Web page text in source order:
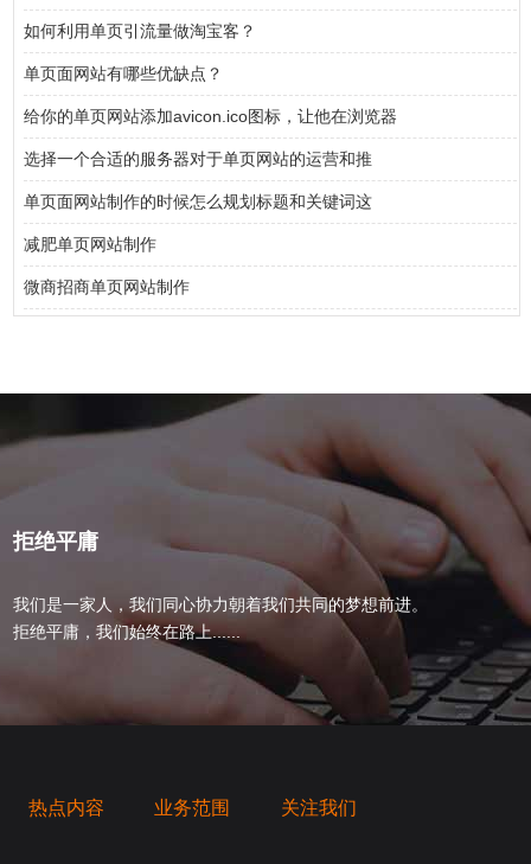
如何利用单页引流量做淘宝客？
单页面网站有哪些优缺点？
给你的单页网站添加avicon.ico图标，让他在浏览器
选择一个合适的服务器对于单页网站的运营和推
单页面网站制作的时候怎么规划标题和关键词这
减肥单页网站制作
微商招商单页网站制作
拒绝平庸
我们是一家人，我们同心协力朝着我们共同的梦想前进。
拒绝平庸，我们始终在路上......
热点内容 业务范围 关注我们